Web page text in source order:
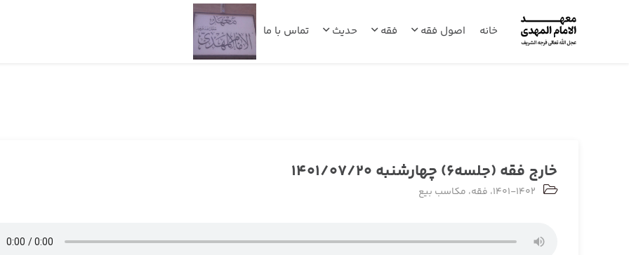
خانه اصول فقه فقه حدیث تماس با ما
خارج فقه (جلسه6) چهارشنبه 1401/07/20
1401-1402، فقه، مکاسب بیع